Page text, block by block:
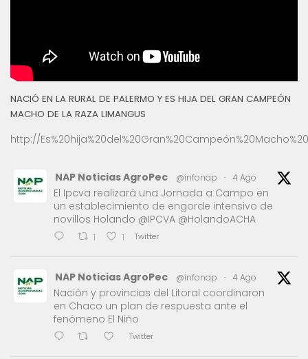
NACIÓ EN LA RURAL DE PALERMO Y ES HIJA DEL GRAN CAMPEÓN
MACHO DE LA RAZA LIMANGUS
http://
NAP Noticias AgroPec @infonap · 4 Ago
El Ipcva realizará una Jornada a Campo en
un establecimiento de engorde intensivo de
novillos Holando @IPCVA @HolandoACHA
1 1 Twitter
NAP Noticias AgroPec @infonap · 4 Ago
Nación y provincias del Litoral coordinaron
en Chaco un plan de respuesta ante el
fenómeno El Niño
Twitter